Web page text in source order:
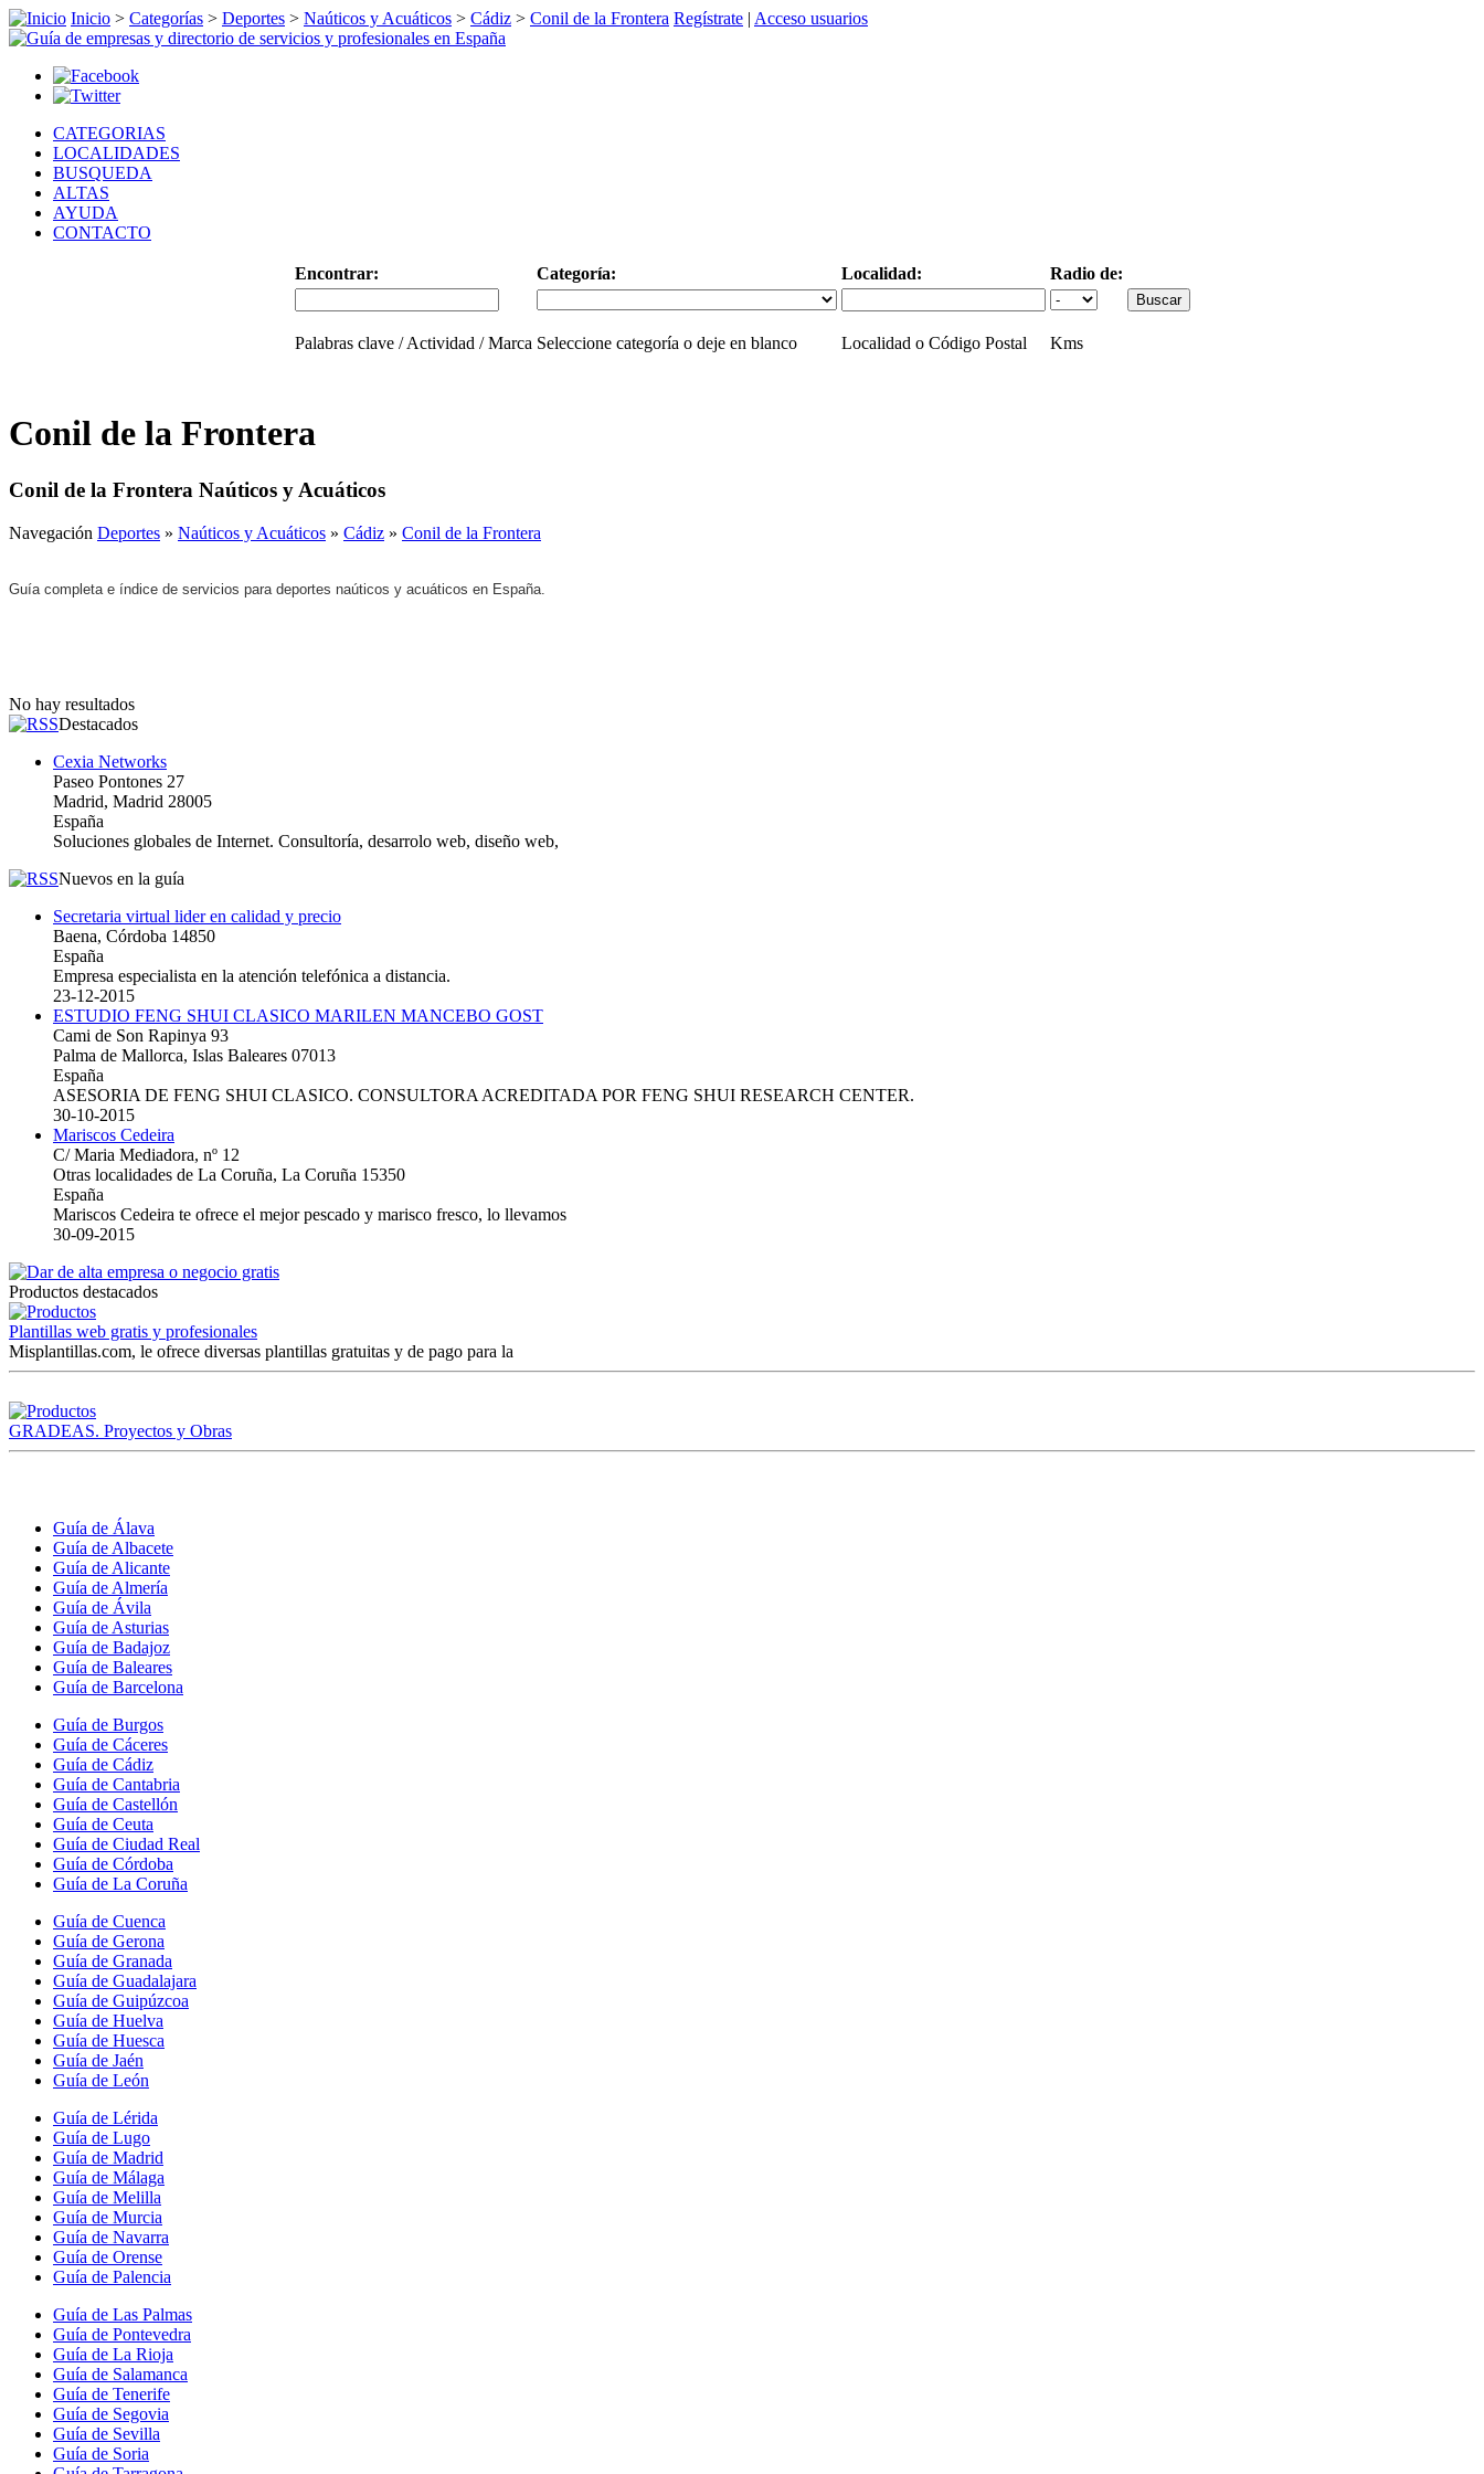
Inicio > Categorías > Deportes > Naúticos y Acuáticos > Cádiz > Conil de la Frontera Regístrate | Acceso usuarios
CATEGORIAS
LOCALIDADES
BUSQUEDA
ALTAS
AYUDA
CONTACTO
Encontrar: Categoría: Localidad: Radio de:
Palabras clave / Actividad / Marca Seleccione categoría o deje en blanco Localidad o Código Postal Kms
Conil de la Frontera
Conil de la Frontera Naúticos y Acuáticos
Navegación Deportes » Naúticos y Acuáticos » Cádiz » Conil de la Frontera
Guía completa e índice de servicios para deportes naúticos y acuáticos en España.
No hay resultados
Destacados
Cexia Networks
Paseo Pontones 27
Madrid, Madrid 28005
España
Soluciones globales de Internet. Consultoría, desarrolo web, diseño web,
Nuevos en la guía
Secretaria virtual lider en calidad y precio
Baena, Córdoba 14850
España
Empresa especialista en la atención telefónica a distancia.
23-12-2015
ESTUDIO FENG SHUI CLASICO MARILEN MANCEBO GOST
Cami de Son Rapinya 93
Palma de Mallorca, Islas Baleares 07013
España
ASESORIA DE FENG SHUI CLASICO. CONSULTORA ACREDITADA POR FENG SHUI RESEARCH CENTER.
30-10-2015
Mariscos Cedeira
C/ Maria Mediadora, nº 12
Otras localidades de La Coruña, La Coruña 15350
España
Mariscos Cedeira te ofrece el mejor pescado y marisco fresco, lo llevamos
30-09-2015
Productos destacados
Plantillas web gratis y profesionales
Misplantillas.com, le ofrece diversas plantillas gratuitas y de pago para la
GRADEAS. Proyectos y Obras
Guía de Álava
Guía de Albacete
Guía de Alicante
Guía de Almería
Guía de Ávila
Guía de Asturias
Guía de Badajoz
Guía de Baleares
Guía de Barcelona
Guía de Burgos
Guía de Cáceres
Guía de Cádiz
Guía de Cantabria
Guía de Castellón
Guía de Ceuta
Guía de Ciudad Real
Guía de Córdoba
Guía de La Coruña
Guía de Cuenca
Guía de Gerona
Guía de Granada
Guía de Guadalajara
Guía de Guipúzcoa
Guía de Huelva
Guía de Huesca
Guía de Jaén
Guía de León
Guía de Lérida
Guía de Lugo
Guía de Madrid
Guía de Málaga
Guía de Melilla
Guía de Murcia
Guía de Navarra
Guía de Orense
Guía de Palencia
Guía de Las Palmas
Guía de Pontevedra
Guía de La Rioja
Guía de Salamanca
Guía de Tenerife
Guía de Segovia
Guía de Sevilla
Guía de Soria